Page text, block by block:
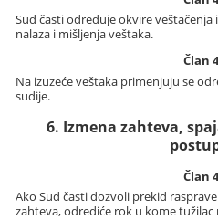
Sud časti određuje okvire
nalaza i mišljenja veštaka.
Član
Na izuzeće veštaka primenjuju se
sudije.
6. Izmena zahteva,
Član
Ako Sud časti dozvoli prekid
zahteva, odrediće rok u kome